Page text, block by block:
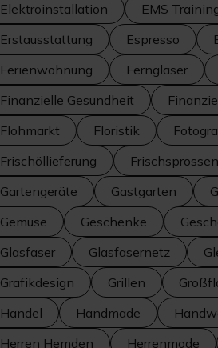
Elektroinstallation
EMS
Erstausstattung
Espresso
Ferienwohnung
Ferngläser
Finanzielle Gesundheit
Flohmarkt
Floristik
Frischöllieferung
Gartengeräte
Gastgarten
Gemüse
Geschenke
Glasfaser
Glasfasernetz
Grafikdesign
Grillen
Handel
Handmade
Herren Hemden
Herrenmode